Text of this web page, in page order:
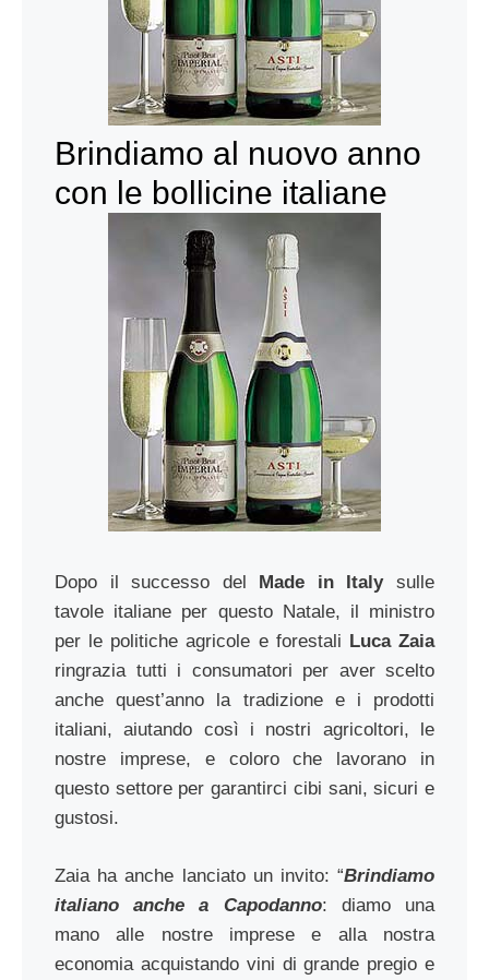
Brindiamo al nuovo anno
con le bollicine italiane
Dopo il successo del Made in Italysulle
tavole italiane per questo Natale, il ministro
per le politiche agricole e forestali Luca Zaia
ringrazia tutti i consumatori per aver scelto
anche quest’anno la tradizione e i prodotti
italiani, aiutando così i nostri agricoltori, le
nostre imprese, e coloro che lavorano in
questo settore per garantirci cibi sani, sicuri e
gustosi.
Zaia ha anche lanciato un invito: “Brindiamo
italiano anche a Capodanno: diamo una
mano alle nostre imprese e alla nostra
economia acquistando vini di grande pregio e